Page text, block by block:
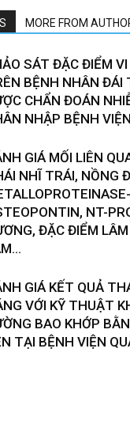
MORE FROM
SÁT ĐẶC ĐIỂM
BỆNH NHÂN ĐÁI
CHẨN ĐOÁN
NHẬP BỆNH
GIÁ MỐI LIÊN
NHĨ TRÁI, NỒNG
NT-
ĐẶC ĐIỂM
GIÁ KẾT QUẢ
VỚI KỸ THUẬT
BAO KHỚP
TẠI BỆNH VIỆN